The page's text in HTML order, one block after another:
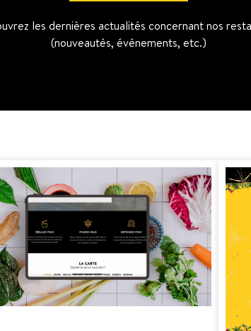
les dernières actualités concernant nos
(nouveautés, événements, etc.)